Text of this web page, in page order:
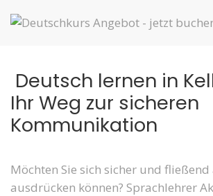
Deutsch lernen in
Ihr Weg zur sicheren
Kommunikation
Möchten Sie sich sicher und
ausdrücken können? Sprachlehrer